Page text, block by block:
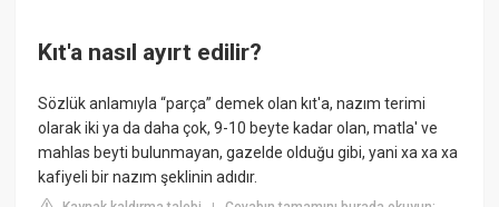
Kıt'a nasıl ayırt edilir?
Sözlük anlamıyla “parça” demek olan kıt'a, nazım terimi
olarak iki ya da daha çok, 9-10 beyte kadar olan, matla' ve
mahlas beyti bulunmayan, gazelde olduğu gibi, yani xa xa xa
kafiyeli bir nazım şeklinin adıdır.